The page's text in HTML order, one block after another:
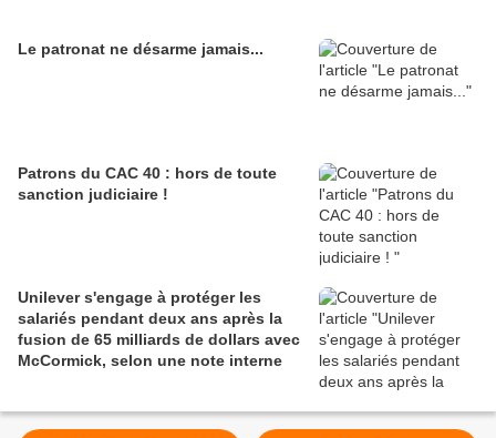
Le patronat ne désarme jamais...
Patrons du CAC 40 : hors de toute
sanction judiciaire !
Unilever s'engage à protéger les
salariés pendant deux ans après la
fusion de 65 milliards de dollars avec
McCormick, selon une note interne